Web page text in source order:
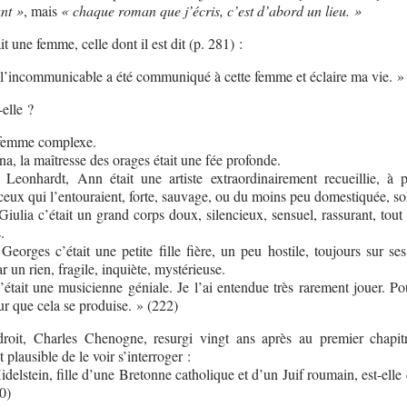
», mais « chaque roman que j’écris, c’est d’abord un lieu. »
une femme, celle dont il est dit (p. 281) :
a été communiqué à cette femme et éclaire ma vie. »
?
complexe.
la maîtresse des orages était une fée profonde.
Ann était une artiste extraordinairement recueillie, à
qui l’entouraient, forte, sauvage, ou du moins peu domestiquée,
c’était un grand corps doux, silencieux, sensuel, rassurant, tout
c’était une petite fille fière, un peu hostile, toujours sur
un rien, fragile, inquiète, mystérieuse.
une musicienne géniale. Je l’ai entendue très rarement jouer.
que cela se produise. » (222)
Charles Chenogne, resurgi vingt ans après au premier
plausible de le voir s’interroger :
fille d’une Bretonne catholique et d’un Juif roumain, est-elle